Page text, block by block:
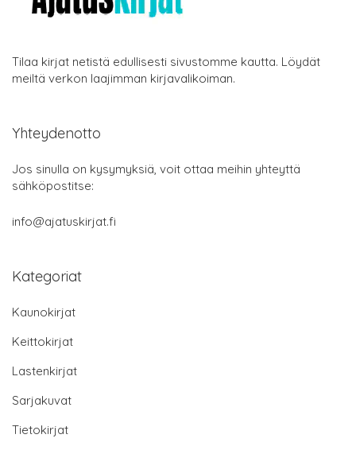
Tilaa kirjat netistä edullisesti sivustomme kautta. Löydät
meiltä verkon laajimman kirjavalikoiman.
Yhteydenotto
Jos sinulla on kysymyksiä, voit ottaa meihin yhteyttä
sähköpostitse:
info@ajatuskirjat.fi
Kategoriat
Kaunokirjat
Keittokirjat
Lastenkirjat
Sarjakuvat
Tietokirjat